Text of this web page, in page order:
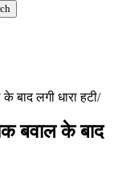
बाद लगी धारा हटी
बवाल के बाद